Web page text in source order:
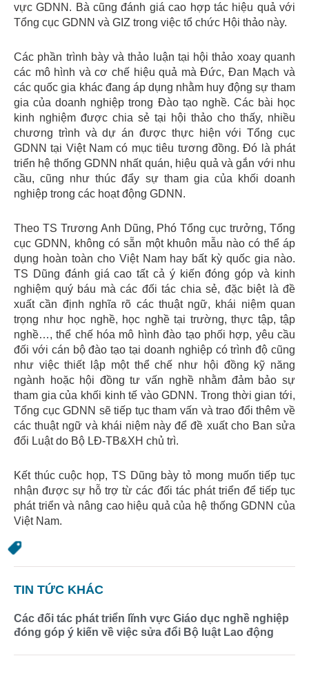
vực GDNN. Bà cũng đánh giá cao hợp tác hiệu quả với
Tổng cục GDNN và GIZ trong việc tổ chức Hội thảo này.
Các phần trình bày và thảo luận tại hội thảo xoay quanh
các mô hình và cơ chế hiệu quả mà Đức, Đan Mạch và
các quốc gia khác đang áp dụng nhằm huy động sự tham
gia của doanh nghiệp trong Đào tạo nghề. Các bài học
kinh nghiệm được chia sẻ tại hội thảo cho thấy, nhiều
chương trình và dự án được thực hiện với Tổng cục
GDNN tại Việt Nam có mục tiêu tương đồng. Đó là phát
triển hệ thống GDNN nhất quán, hiệu quả và gắn với nhu
cầu, cũng như thúc đẩy sự tham gia của khối doanh
nghiệp trong các hoạt động GDNN.
Theo TS Trương Anh Dũng, Phó Tổng cục trưởng, Tổng
cục GDNN, không có sẵn một khuôn mẫu nào có thể áp
dụng hoàn toàn cho Việt Nam hay bất kỳ quốc gia nào.
TS Dũng đánh giá cao tất cả ý kiến đóng góp và kinh
nghiệm quý báu mà các đối tác chia sẻ, đặc biệt là đề
xuất cần định nghĩa rõ các thuật ngữ, khái niệm quan
trọng như học nghề, học nghề tại trường, thực tập, tập
nghề…, thể chế hóa mô hình đào tạo phối hợp, yêu cầu
đối với cán bộ đào tạo tại doanh nghiệp có trình độ cũng
như việc thiết lập một thể chế như hội đồng kỹ năng
ngành hoặc hội đồng tư vấn nghề nhằm đảm bảo sự
tham gia của khối kinh tế vào GDNN. Trong thời gian tới,
Tổng cục GDNN sẽ tiếp tục tham vấn và trao đổi thêm về
các thuật ngữ và khái niệm này để đề xuất cho Ban sửa
đổi Luật do Bộ LĐ-TB&XH chủ trì.
Kết thúc cuộc họp, TS Dũng bày tỏ mong muốn tiếp tục
nhận được sự hỗ trợ từ các đối tác phát triển để tiếp tục
phát triển và nâng cao hiệu quả của hệ thống GDNN của
Việt Nam.
TIN TỨC KHÁC
Các đối tác phát triển lĩnh vực Giáo dục nghề nghiệp
đóng góp ý kiến về việc sửa đổi Bộ luật Lao động